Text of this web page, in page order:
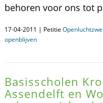
behoren voor ons tot
17-04-2011 | Petitie
openblijven
Basisscholen
Assendelft en